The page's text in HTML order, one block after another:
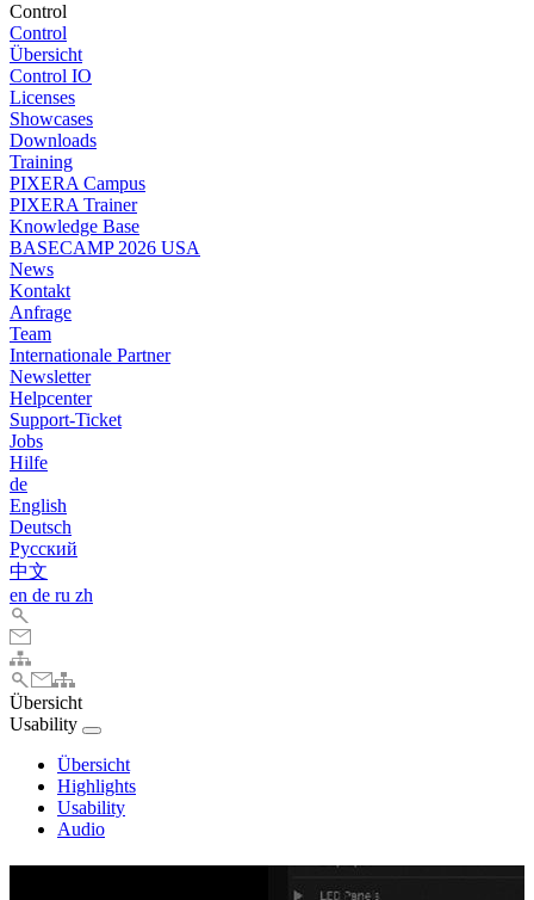
Control
Control
Übersicht
Control IO
Licenses
Showcases
Downloads
Training
PIXERA Campus
PIXERA Trainer
Knowledge Base
BASECAMP 2026 USA
News
Kontakt
Anfrage
Team
Internationale Partner
Newsletter
Helpcenter
Support-Ticket
Jobs
Hilfe
de
English
Deutsch
Pусский
中文
en de ru zh
Übersicht
Usability
Übersicht
Highlights
Usability
Audio